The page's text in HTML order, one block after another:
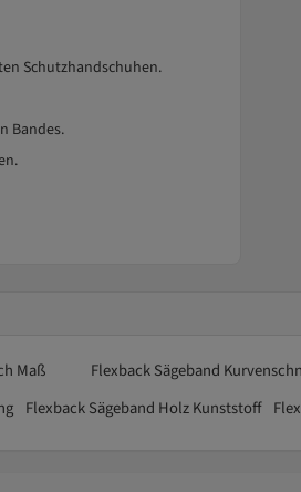
Schutzhandschuhen.
Bandes.
Maß Flexback Sägeband
Flexback Sägeband Holz Kunststoff